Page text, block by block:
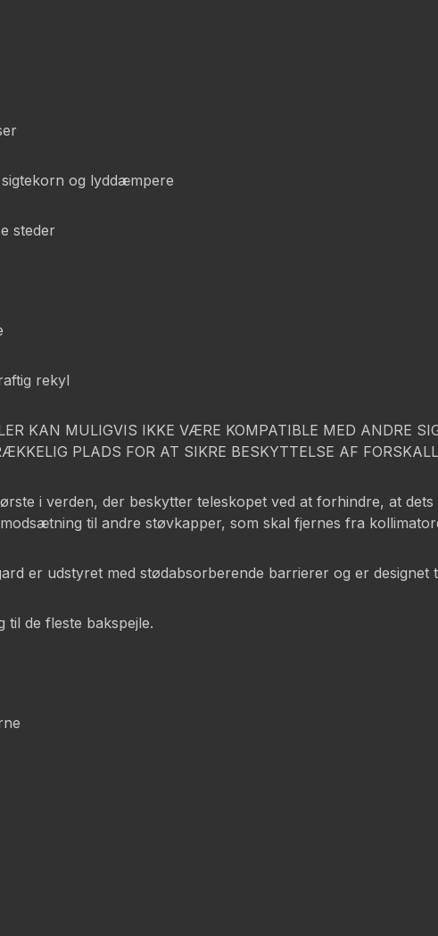
og lyddæmpere
steder
rekyl
KAN MULIGVIS IKKE VÆRE KOMPATIBLE MED ANDRE
PLADS FOR AT SIKRE BESKYTTELSE AF
i verden, der beskytter teleskopet ved at forhindre, at
til andre støvkapper, som skal fjernes fra
er udstyret med stødabsorberende barrierer og er designet
de fleste bakspejle.